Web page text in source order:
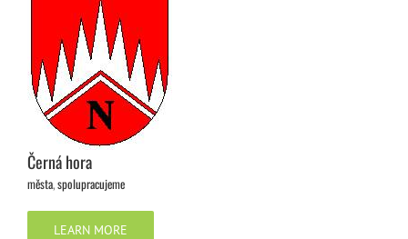
Černá hora
města,spolupracujeme
LEARN MORE